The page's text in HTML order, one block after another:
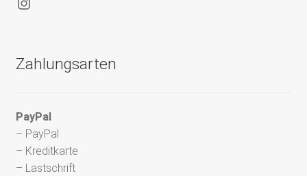
Zahlungsarten
PayPal
– PayPal
– Kreditkarte
– Lastschrift